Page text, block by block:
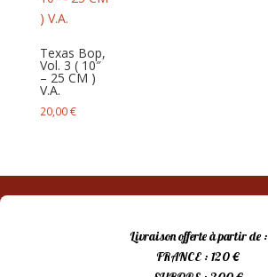
Texas Bop,
Vol. 3 ( 10″
– 25 CM )
V.A.
20,00€
Livraison offerte à partir de :
FRANCE : 120 €